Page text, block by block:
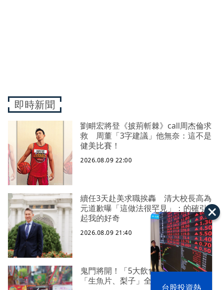
漢光42演習 台股投資熱
即時新聞
劉畊宏將登《披荊斬棘》call周杰倫求
救 周董「3字建議」他無奈：這不是
健美比賽！
2026.08.09 22:00
續任3天赴美求職挨轟 清大校長高為
元道歉曝「這做法很罕見」：的確引
起我的好奇
2026.08.09 21:40
鬼門將開！「5大飲食禁忌」一次看
「生魚片、梨子」全上榜